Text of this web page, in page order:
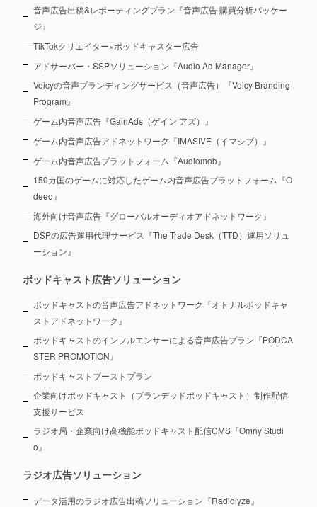
音声広告出稿&レポーティングプラン『音声広告 購買分析パッケー
ジ』
TikTokクリエイター×ポッドキャスター広告
アドサーバー・SSPソリューション『Audio Ad Manager』
Voicyの音声ブランディングサービス（音声広告）『Voicy Branding
Program』
ゲーム内音声広告『GainAds（ゲイン アズ）』
ゲーム内音声広告アドネットワーク『IMASIVE（イマシブ）』
ゲーム内音声広告プラットフォーム『Audiomob』
150カ国のゲームに対応したゲーム内音声広告プラットフォーム『O
deeo』
海外向け音声広告『グローバルオーディオアドネットワーク』
DSPの広告運用代理サービス『The Trade Desk（TTD）運用ソリュ
ーション』
ポッドキャスト広告ソリューション
ポッドキャストの音声広告アドネットワーク『オトナルポッドキャ
ストアドネットワーク』
ポッドキャストのインフルエンサーによる音声広告プラン『PODCA
STER PROMOTION』
ポッドキャストブーストプラン
企業向けポッドキャスト（ブランデッドポッドキャスト）制作配信
支援サービス
ラジオ局・企業向け高機能ポッドキャスト配信CMS『Omny Studi
o』
ラジオ広告ソリューション
データ活用のラジオ広告出稿ソリューション『Radiolyze』